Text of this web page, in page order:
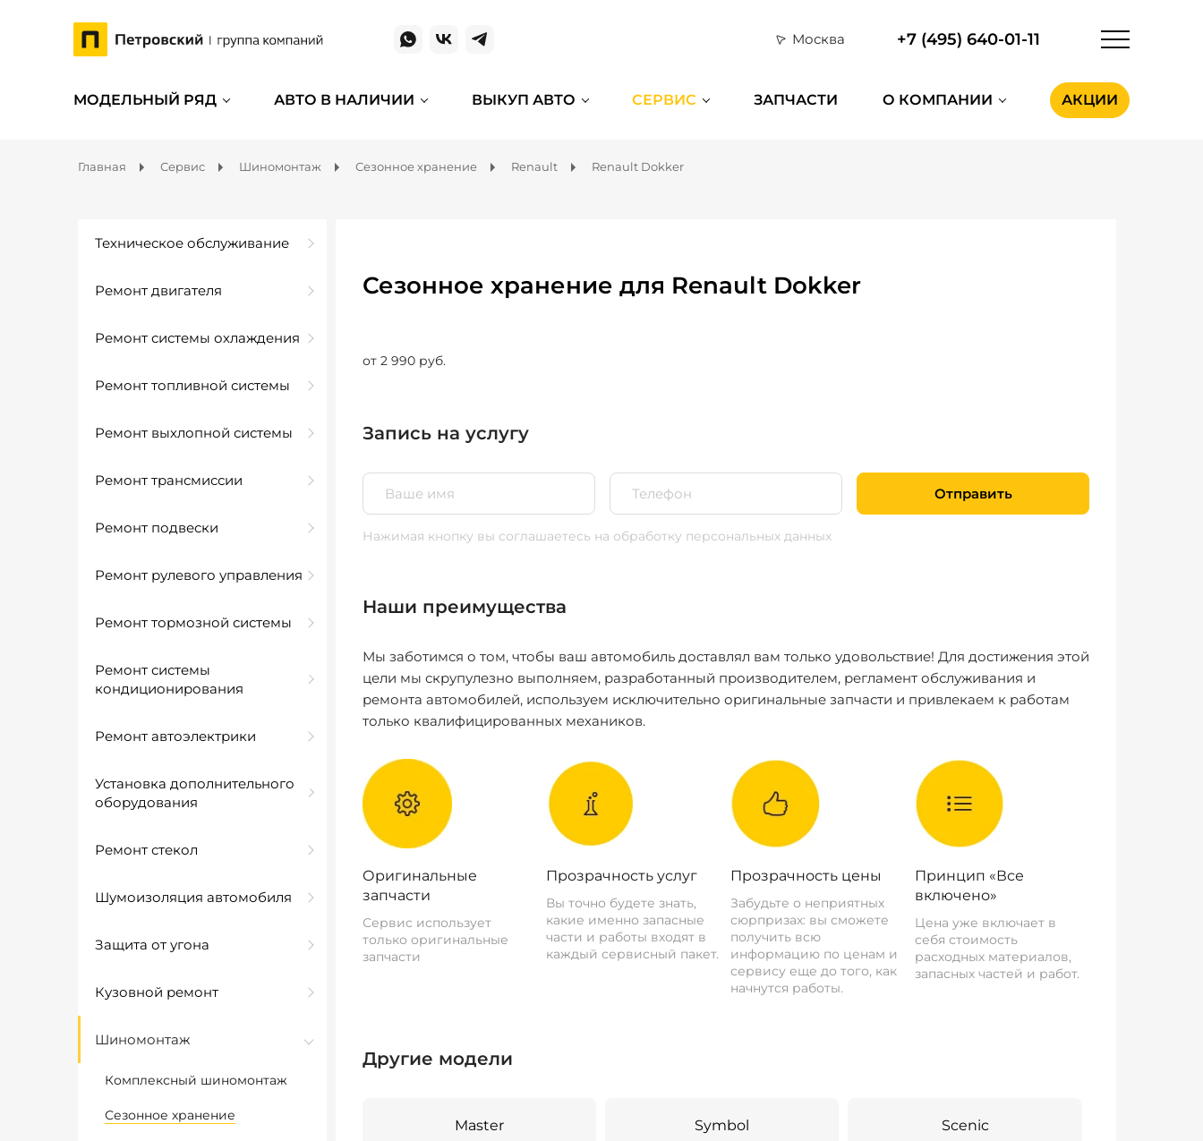
Москва +7 (495) 640-01-11
МОДЕЛЬНЫЙ РЯД АВТО В НАЛИЧИИ ВЫКУП АВТО СЕРВИС ЗАПЧАСТИ О КОМПАНИИ АКЦИИ
Главная Сервис Шиномонтаж Сезонное хранение Renault Renault Dokker
Техническое обслуживание
Ремонт двигателя
Ремонт системы охлаждения
Ремонт топливной системы
Ремонт выхлопной системы
Ремонт трансмиссии
Ремонт подвески
Ремонт рулевого управления
Ремонт тормозной системы
Ремонт системы
кондиционирования
Ремонт автоэлектрики
Установка дополнительного
оборудования
Ремонт стекол
Шумоизоляция автомобиля
Защита от угона
Кузовной ремонт
Шиномонтаж
Комплексный шиномонтаж
Сезонное хранение
Сезонное хранение для Renault Dokker
от 2 990 руб.
Запись на услугу
Отправить
Нажимая кнопку вы соглашаетесь на обработку персональных данных
Наши преимущества
Мы заботимся о том, чтобы ваш автомобиль доставлял вам только удовольствие! Для достижения этой
цели мы скрупулезно выполняем, разработанный производителем, регламент обслуживания и
ремонта автомобилей, используем исключительно оригинальные запчасти и привлекаем к работам
только квалифицированных механиков.
Оригинальные
запчасти
Сервис использует
только оригинальные
запчасти
Прозрачность услуг
Вы точно будете знать,
какие именно запасные
части и работы входят в
каждый сервисный пакет.
Прозрачность цены
Забудьте о неприятных
сюрпризах: вы сможете
получить всю
информацию по ценам и
сервису еще до того, как
начнутся работы.
Принцип «Все
включено»
Цена уже включает в
себя стоимость
расходных материалов,
запасных частей и работ.
Другие модели
Master Symbol Scenic